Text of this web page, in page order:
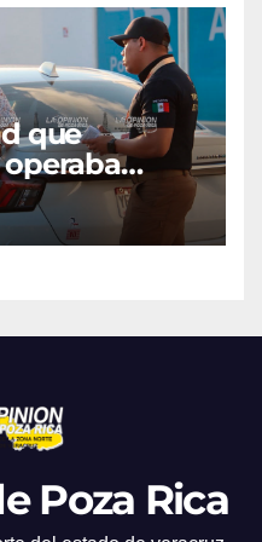
que
digital en
Poza Rica